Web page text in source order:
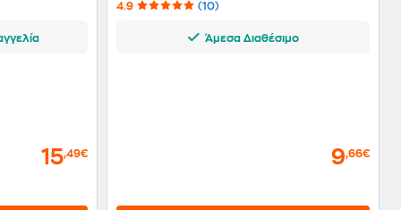
15,49€
4.9 (10)
Άμεσα Διαθέσιμο
9,66€